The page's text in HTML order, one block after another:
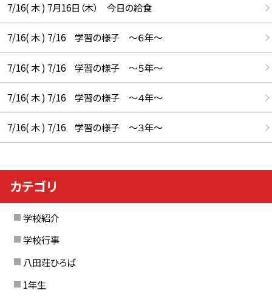
7/16( 木 ) 7月16日（木） 今日の給食
7/16( 木 ) 7/16 学習の様子 ～６年～
7/16( 木 ) 7/16 学習の様子 ～５年～
7/16( 木 ) 7/16 学習の様子 ～４年～
7/16( 木 ) 7/16 学習の様子 ～３年～
カテゴリ
学校紹介
学校行事
八田荘ひろば
1年生